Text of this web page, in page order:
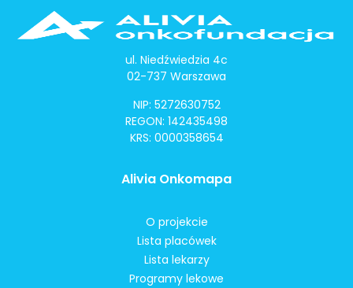
ul. Niedźwiedzia 4c
02-737 Warszawa
NIP: 5272630752
REGON: 142435498
KRS: 0000358654
Alivia Onkomapa
O projekcie
Lista placówek
Lista lekarzy
Programy lekowe